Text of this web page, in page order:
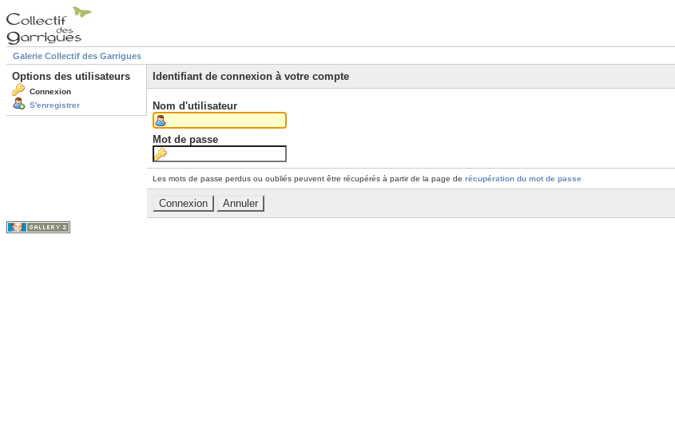
Galerie Collectif des Garrigues
Options des utilisateurs
Connexion
S'enregistrer
Identifiant de connexion à votre compte
Nom d'utilisateur
Mot de passe
Les mots de passe perdus ou oubliés peuvent être récupérés à partir de la page de récupération du mot de passe